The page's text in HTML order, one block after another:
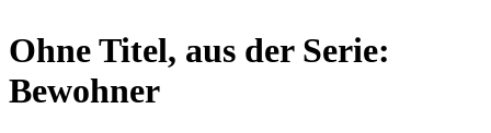
Ohne Titel, aus der Serie:
Bewohner